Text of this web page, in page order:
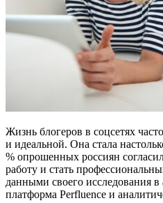
Жизнь блогеров в соцсетях
и идеальной. Она стала
% опрошенных россиян
работу и стать
данными своего исследования в
платформа Perfluence и